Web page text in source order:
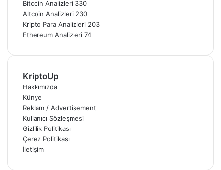
Bitcoin Analizleri 330
Altcoin Analizleri 230
Kripto Para Analizleri 203
Ethereum Analizleri 74
KriptoUp
Hakkımızda
Künye
Reklam / Advertisement
Kullanıcı Sözleşmesi
Gizlilik Politikası
Çerez Politikası
İletişim